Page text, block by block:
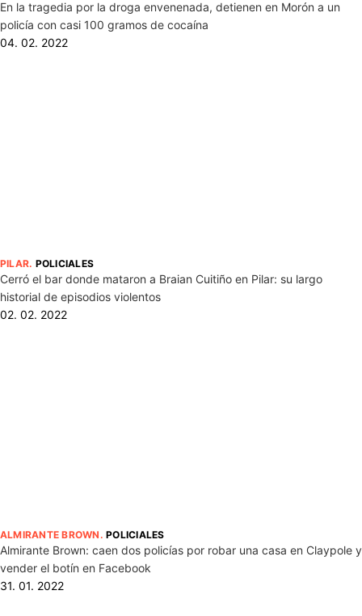
En la tragedia por la droga envenenada, detienen en Morón a un
policía con casi 100 gramos de cocaína
04. 02. 2022
PILAR. POLICIALES
Cerró el bar donde mataron a Braian Cuitiño en Pilar: su largo
historial de episodios violentos
02. 02. 2022
ALMIRANTE BROWN .POLICIALES
Almirante Brown: caen dos policías por robar una casa en Claypole y
vender el botín en Facebook
31. 01. 2022